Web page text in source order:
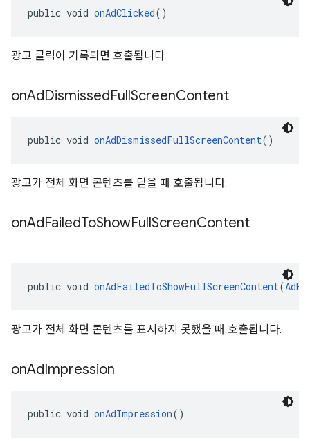
public void onAdClicked()
광고 클릭이 기록되면 호출됩니다.
onAdDismissedFullScreenContent
public void onAdDismissedFullScreenContent()
광고가 전체 화면 콘텐츠를 닫을 때 호출됩니다.
onAdFailedToShowFullScreenContent
public void onAdFailedToShowFullScreenContent(
광고가 전체 화면 콘텐츠를 표시하지 못했을 때 호출됩니다.
onAdImpression
public void onAdImpression()